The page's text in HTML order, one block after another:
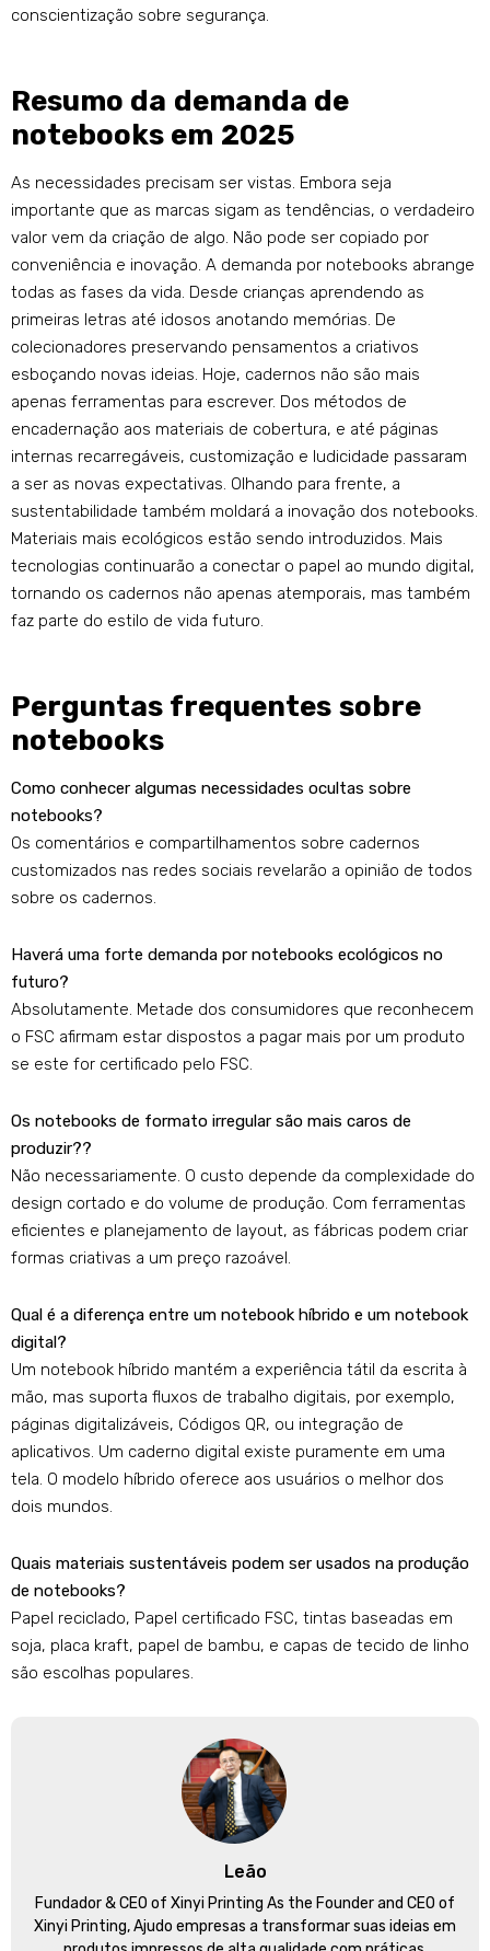
conscientização sobre segurança.
Resumo da demanda de
notebooks em 2025
As necessidades precisam ser vistas. Embora seja
importante que as marcas sigam as tendências, o verdadeiro
valor vem da criação de algo. Não pode ser copiado por
conveniência e inovação. A demanda por notebooks abrange
todas as fases da vida. Desde crianças aprendendo as
primeiras letras até idosos anotando memórias. De
colecionadores preservando pensamentos a criativos
esboçando novas ideias. Hoje, cadernos não são mais
apenas ferramentas para escrever. Dos métodos de
encadernação aos materiais de cobertura, e até páginas
internas recarregáveis, customização e ludicidade passaram
a ser as novas expectativas. Olhando para frente, a
sustentabilidade também moldará a inovação dos notebooks.
Materiais mais ecológicos estão sendo introduzidos. Mais
tecnologias continuarão a conectar o papel ao mundo digital,
tornando os cadernos não apenas atemporais, mas também
faz parte do estilo de vida futuro.
Perguntas frequentes sobre
notebooks
Como conhecer algumas necessidades ocultas sobre
notebooks?
Os comentários e compartilhamentos sobre cadernos
customizados nas redes sociais revelarão a opinião de todos
sobre os cadernos.
Haverá uma forte demanda por notebooks ecológicos no
futuro?
Absolutamente. Metade dos consumidores que reconhecem
o FSC afirmam estar dispostos a pagar mais por um produto
se este for certificado pelo FSC.
Os notebooks de formato irregular são mais caros de
produzir??
Não necessariamente. O custo depende da complexidade do
design cortado e do volume de produção. Com ferramentas
eficientes e planejamento de layout, as fábricas podem criar
formas criativas a um preço razoável.
Qual é a diferença entre um notebook híbrido e um notebook
digital?
Um notebook híbrido mantém a experiência tátil da escrita à
mão, mas suporta fluxos de trabalho digitais, por exemplo,
páginas digitalizáveis, Códigos QR, ou integração de
aplicativos. Um caderno digital existe puramente em uma
tela. O modelo híbrido oferece aos usuários o melhor dos
dois mundos.
Quais materiais sustentáveis ​​podem ser usados ​​na produção
de notebooks?
Papel reciclado, Papel certificado FSC, tintas baseadas em
soja, placa kraft, papel de bambu, e capas de tecido de linho
são escolhas populares.
Leão
Fundador &CEO of Xinyi Printing As the Founder and CEO of
Xinyi Printing, Ajudo empresas a transformar suas ideias em